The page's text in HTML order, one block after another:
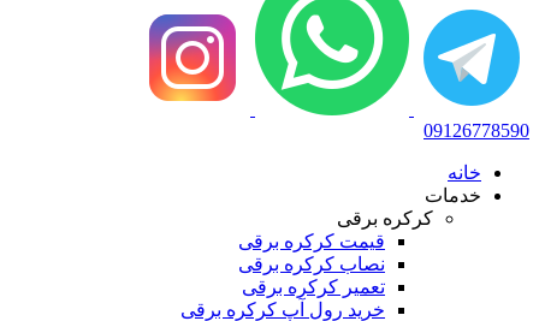
09126778590
خانه
خدمات
کرکره برقی
قیمت کرکره برقی
نصاب کرکره برقی
تعمیر کرکره برقی
خرید رول آپ کرکره برقی